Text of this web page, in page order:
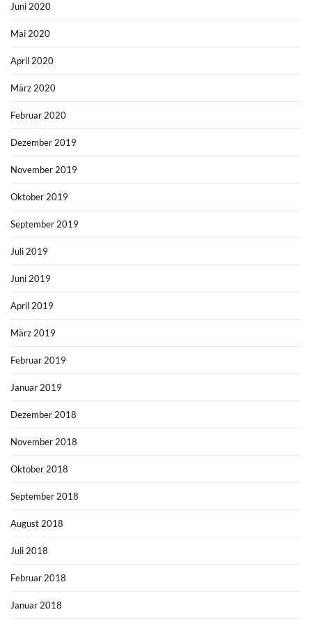
Juni 2020
Mai 2020
April 2020
März 2020
Februar 2020
Dezember 2019
November 2019
Oktober 2019
September 2019
Juli 2019
Juni 2019
April 2019
März 2019
Februar 2019
Januar 2019
Dezember 2018
November 2018
Oktober 2018
September 2018
August 2018
Juli 2018
Februar 2018
Januar 2018